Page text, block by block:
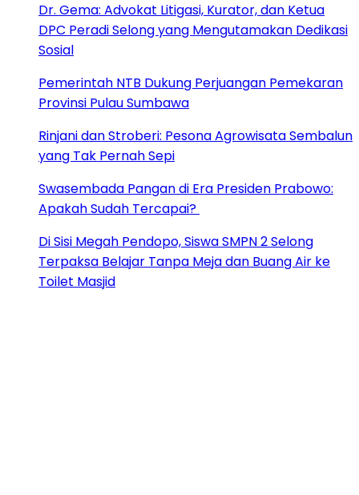
Dr. Gema: Advokat Litigasi, Kurator, dan Ketua
DPC Peradi Selong yang Mengutamakan Dedikasi
Sosial
Pemerintah NTB Dukung Perjuangan Pemekaran
Provinsi Pulau Sumbawa
Rinjani dan Stroberi: Pesona Agrowisata Sembalun
yang Tak Pernah Sepi
Swasembada Pangan di Era Presiden Prabowo:
Apakah Sudah Tercapai?
Di Sisi Megah Pendopo, Siswa SMPN 2 Selong
Terpaksa Belajar Tanpa Meja dan Buang Air ke
Toilet Masjid